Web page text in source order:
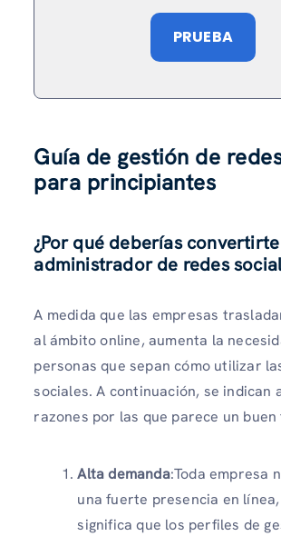
PRUEBA
Guía de gestión de
para principiantes
¿Por qué deberías
administrador de redes
A medida que las empresas
al ámbito online, aumenta la
personas que sepan cómo utilizar
sociales. A continuación, se indican
razones por las que parece un
Alta demanda:Toda empresa
una fuerte presencia en
significa que los perfiles de